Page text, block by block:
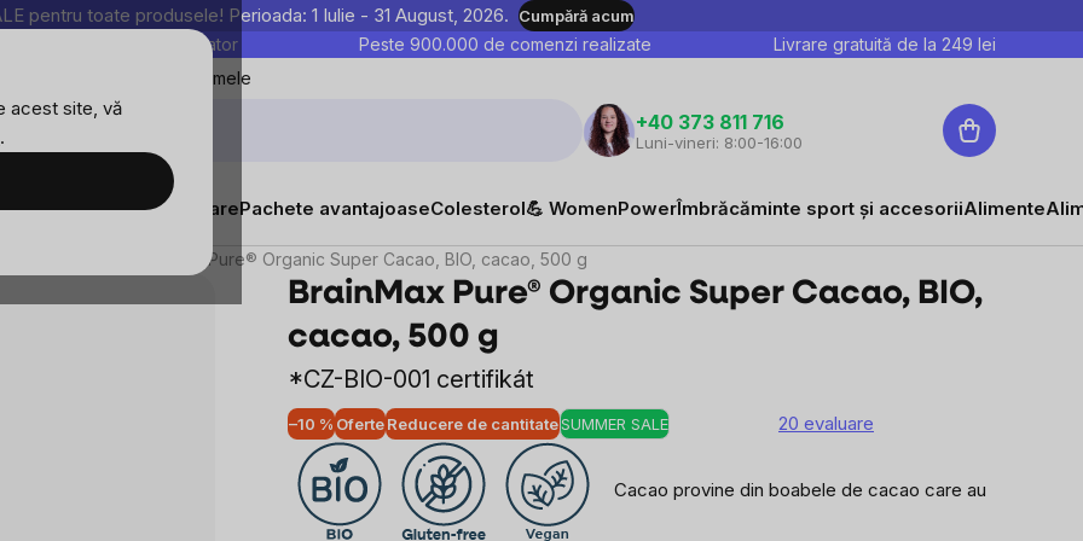
acest site, vă
.
pentru toate produsele! Perioada: 1 Iulie - 31 August, 2026. Cumpără acum
sunt testate în laborator Peste 900.000 de comenzi realizate Livrare gratuită de la 249 lei
Favoritele mele
+40 373 811 716
Luni-vineri: 8:00-16:00
Coş
de
Suplimente alimentarePachete avantajoaseColesterol💪 WomenPowerÎmbrăcăminte sport și accesoriiAlimente
BrainMax Pure® Organic Super Cacao, BIO, cacao, 500 g
BrainMax Pure® Organic Super Cacao, BIO,
cacao, 500 g
*CZ-BIO-001 certifikát
–10 % OferteReducere de cantitateSUMMER SALE 20 evaluare
Cacao provine din boabele de cacao care au
g
Discuție